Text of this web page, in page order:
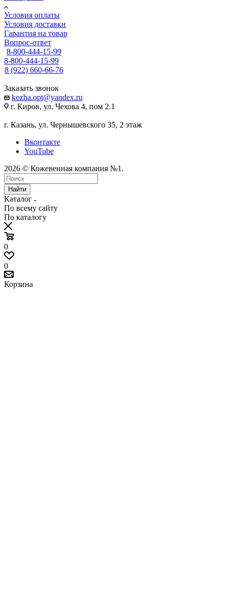
Условия оплаты
Условия доставки
Гарантия на товар
Вопрос-ответ
8-800-444-15-99
8-800-444-15-99
8 (922) 660-66-76
Заказать звонок
kozha.opt@yandex.ru
г. Киров, ул. Чехова 4, пом 2.1
г. Казань, ул. Чернышевского 35, 2 этаж
Вконтакте
YouTube
2026 © Кожевенная компания №1.
Найти
Каталог
По всему сайту
По каталогу
0
0
Корзина